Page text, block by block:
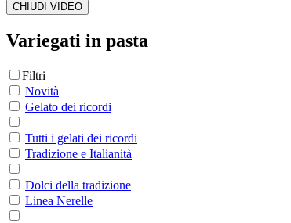
CHIUDI VIDEO
Variegati in pasta
Filtri
Novità
Gelato dei ricordi
Tutti i gelati dei ricordi
Tradizione e Italianità
Dolci della tradizione
Linea Nerelle